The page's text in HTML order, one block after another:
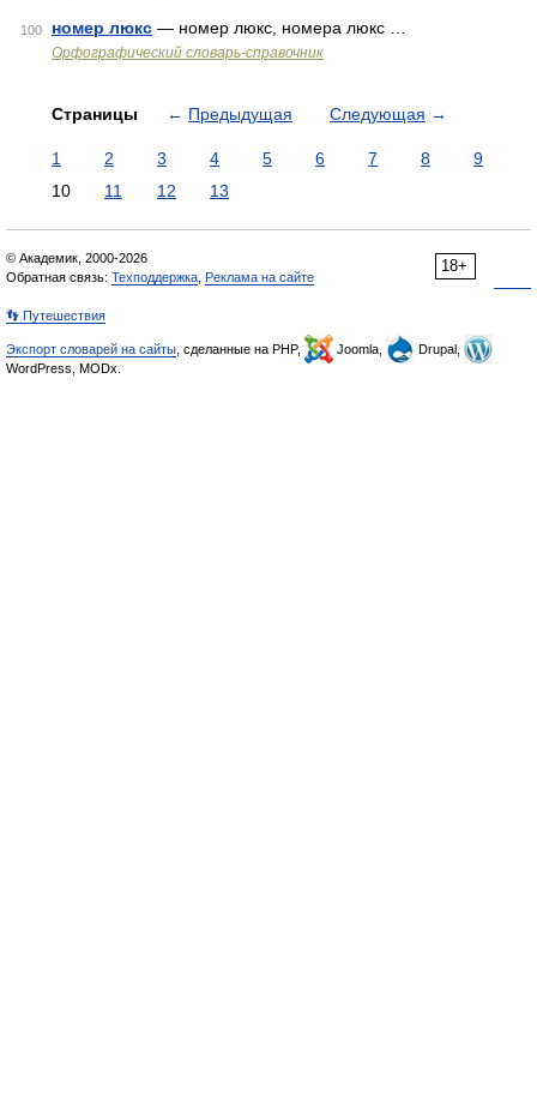
100 номер люкс — номер люкс, номера люкс …
Орфографический словарь-справочник
Страницы ← Предыдущая Следующая →
1 2 3 4 5 6 7 8
9
10
11 12 13
18+
© Академик, 2000-2026
Обратная связь: Техподдержка Реклама на сайте
👣 Путешествия
Экспорт словарей на сайты , сделанные на PHP, Joomla,
Drupal,
WordPress, MODx.